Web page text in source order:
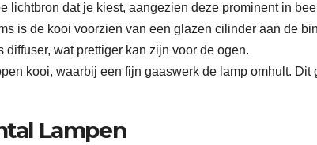
lichtbron dat je kiest, aangezien deze prominent in
is de kooi voorzien van een glazen cilinder aan de
diffuser, wat prettiger kan zijn voor de ogen.
kooi, waarbij een fijn gaaswerk de lamp omhult. Dit
Lampen